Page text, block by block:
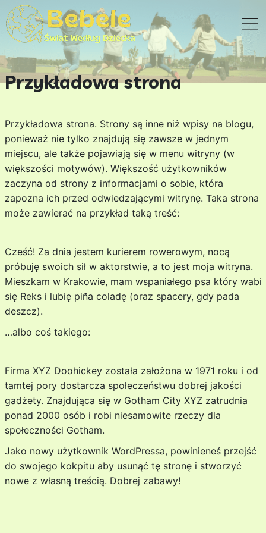
Przykładowa strona
Przykładowa strona. Strony są inne niż wpisy na blogu,
ponieważ nie tylko znajdują się zawsze w jednym
miejscu, ale także pojawiają się w menu witryny (w
większości motywów). Większość użytkowników
zaczyna od strony z informacjami o sobie, która
zapozna ich przed odwiedzającymi witrynę. Taka strona
może zawierać na przykład taką treść:
Cześć! Za dnia jestem kurierem rowerowym, nocą
próbuję swoich sił w aktorstwie, a to jest moja witryna.
Mieszkam w Krakowie, mam wspaniałego psa który wabi
się Reks i lubię piña coladę (oraz spacery, gdy pada
deszcz).
…albo coś takiego:
Firma XYZ Doohickey została założona w 1971 roku i od
tamtej pory dostarcza społeczeństwu dobrej jakości
gadżety. Znajdująca się w Gotham City XYZ zatrudnia
ponad 2000 osób i robi niesamowite rzeczy dla
społeczności Gotham.
Jako nowy użytkownik WordPressa, powinieneś przejść
do swojego kokpitu aby usunąć tę stronę i stworzyć
nowe z własną treścią. Dobrej zabawy!